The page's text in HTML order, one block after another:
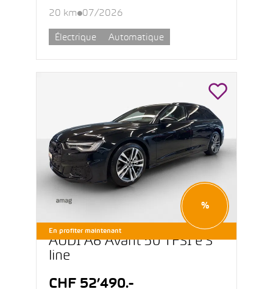
20 km 07/2026
Électrique Automatique
En profiter maintenant
%
AUDI A6 Avant 50 TFSI e S
line
CHF 52’490.-